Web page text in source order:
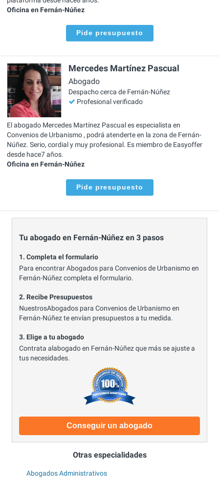
Oficina en Fernán-Núñez
Pide presupuesto
Mercedes Martínez Pascual
Abogado
Despacho cerca de Fernán-Núñez
Profesional verificado
El abogado Mercedes Martínez Pascual es especialista en
Convenios de Urbanismo , podrá atenderte en la zona de Fernán-
Núñez. Serio, cordial y muy profesional. Es miembro de Easyoffer
desde hace7 años.
Oficina en Fernán-Núñez
Pide presupuesto
Tu abogado en Fernán-Núñez en 3 pasos
1. Completa el formulario
Para encontrar Abogados para Convenios de Urbanismo en
Fernán-Núñez completa el formulario.
2. Recibe Presupuestos
NuestrosAbogados para Convenios de Urbanismo en
Fernán-Núñez te envían presupuestos a tu medida.
3. Elige a tu abogado
Contrata alabogado en Fernán-Núñez que más se ajuste a
tus necesidades.
Conseguir un abogado
Otras especialidades
Abogados Administrativos